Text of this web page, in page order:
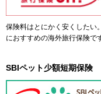
保険料はとにかく安くしたい
におすすめの海外旅行保険で
SBIペット少額短期保険